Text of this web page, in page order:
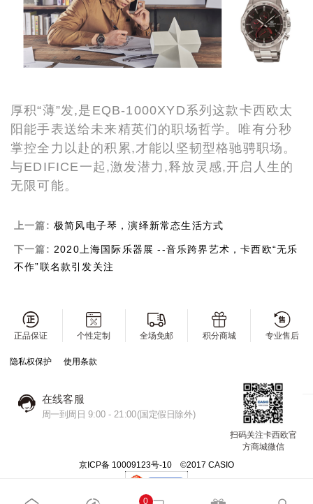
厚积“薄”发,是EQB-1000XYD系列这款卡西欧太
阳能手表送给未来精英们的职场哲学。唯有分秒
掌控全力以赴的积累,才能以坚韧型格驰骋职场。
与EDIFICE一起,激发潜力,释放灵感,开启人生的
无限可能。
上一篇: 极简风电子琴，演绎新常态生活方式
下一篇: 2020上海国际乐器展 --音乐跨界艺术，卡西欧“无乐
不作”联名款引发关注
正品保证 个性定制 全场免邮 积分商城 专业售后
隐私权保护 使用条款
在线客服
周一到周日 9:00 - 21:00(国定假日除外)
扫码关注卡西欧官
方商城微信
京ICP备 10009123号-10 ©2017 CASIO
0